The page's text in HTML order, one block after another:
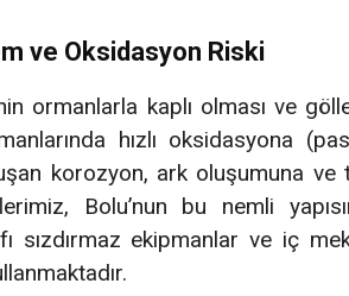
ve Oksidasyon Riski
ormanlarla kaplı olması ve
hızlı oksidasyona
korozyon, ark oluşumuna ve
Bolu’nun bu nemli
sızdırmaz ekipmanlar ve iç